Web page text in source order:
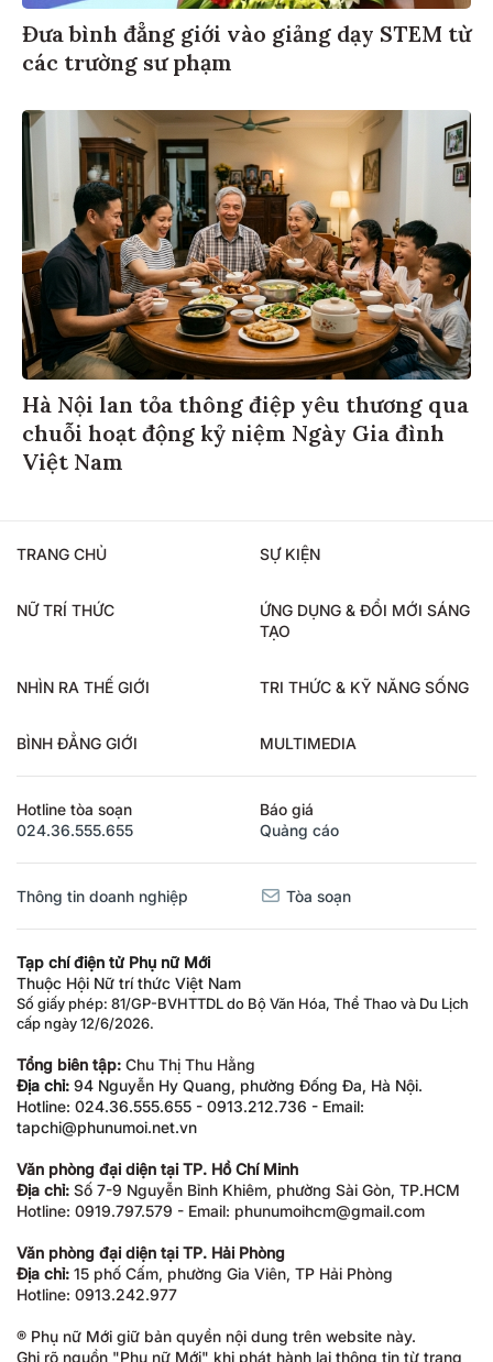
Đưa bình đẳng giới vào giảng dạy STEM từ
các trường sư phạm
Hà Nội lan tỏa thông điệp yêu thương qua
chuỗi hoạt động kỷ niệm Ngày Gia đình
Việt Nam
TRANG CHỦ SỰ KIỆN
NỮ TRÍ THỨC
ỨNG DỤNG & ĐỔI MỚI SÁNG
TẠO
NHÌN RA THẾ GIỚI TRI THỨC & KỸ NĂNG SỐNG
BÌNH ĐẲNG GIỚI MULTIMEDIA
Hotline tòa soạn
024.36.555.655
Báo giá
Quảng cáo
Thông tin doanh nghiệp Tòa soạn
Tạp chí điện tử Phụ nữ Mới
Thuộc Hội Nữ trí thức Việt Nam
Số giấy phép: 81/GP-BVHTTDL do Bộ Văn Hóa, Thể Thao và Du Lịch
cấp ngày 12/6/2026.
Tổng biên tập: Chu Thị Thu Hằng
Địa chỉ: 94 Nguyễn Hy Quang, phường Đống Đa, Hà Nội.
Hotline: 024.36.555.655 - 0913.212.736 - Email:
tapchi@phunumoi.net.vn
Văn phòng đại diện tại TP. Hồ Chí Minh
Địa chỉ: Số 7-9 Nguyễn Bỉnh Khiêm, phường Sài Gòn, TP.HCM
Hotline: 0919.797.579 - Email: phunumoihcm@gmail.com
Văn phòng đại diện tại TP. Hải Phòng
Địa chỉ: 15 phố Cấm, phường Gia Viên, TP Hải Phòng
Hotline: 0913.242.977
® Phụ nữ Mới giữ bản quyền nội dung trên website này.